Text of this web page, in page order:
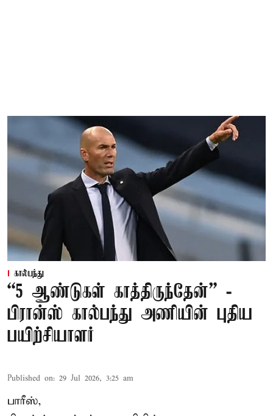
கால்பந்து
“5 ஆண்டுகள் காத்திருந்தேன்” -
பிரான்ஸ் கால்பந்து அணியின் புதிய
பயிற்சியாளர்
Published on: 29 Jul 2026, 3:25 am
பாரீஸ்,